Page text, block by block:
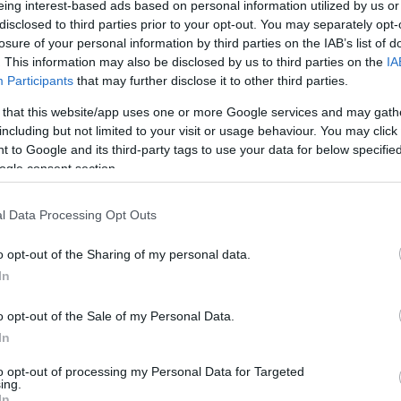
interest-based ads based on personal information utilized by us
to third parties prior to your opt-out. You may separately
of your personal information by third parties on the IAB’s list of
This information may also be disclosed by us to third parties on the
Participants that may further disclose it to other third parties.
that this website/app uses one or more Google services and may
but not limited to your visit or usage behaviour. You may
to Google and its third-party tags to use your data for below
consent section.
Data Processing Opt Outs
opt-out of the Sharing of my personal data.
opt-out of the Sale of my Personal Data.
opt-out of processing my Personal Data for Targeted
Προστάτη: Έγκαιρη
και νέες θεραπείες
5ετή επιβίωση στο 100%
εφαρμογής εθνικού προγράμματος
ελέγχου ήταν στο επίκεντρο διαδικτυακής
ΕΛΛΟΚ για τον καρκίνο του προστάτη. Στο πλαίσιο
υπογραμμίστηκε η σημασία της αποζημίωσης των
για την πρόσβαση των ασθενών στις
θεραπείες, αλλά και τον έλεγχο της
«Έξυπνοι» φόροι σε
στο ΕΣΥ
άνθρωποι διαγνώστηκαν με καρκίνο το
Ένωση, με τον ετήσιο ρυθμό αύξησης να